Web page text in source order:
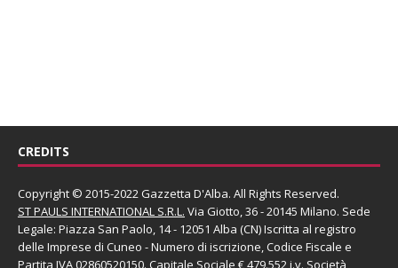
CREDITS
Copyright © 2015-2022 Gazzetta D'Alba. All Rights Reserved.
ST PAULS INTERNATIONAL S.R.L. Via Giotto, 36 - 20145 Milano. Sede
Legale: Piazza San Paolo, 14 - 12051 Alba (CN) Iscritta al registro
delle Imprese di Cuneo - Numero di iscrizione, Codice Fiscale e
Partita IVA 02860520150. Capitale Sociale € 479.552 i.v. Società